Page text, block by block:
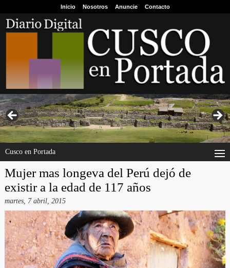
Inicio Nosotros Anuncie Contacto
Cusco en Portada
Mujer mas longeva del Perú dejó de
existir a la edad de 117 años
martes, 7 abril, 2015